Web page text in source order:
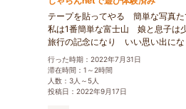
テープを貼ってやる 簡単な写真た
私は1番簡単な富士山 娘と息子は
旅行の記念になり いい思い出にな
行った時期：2022年7月31日
滞在時間：1～2時間
人数：3人～5人
投稿日：2022年9月17日